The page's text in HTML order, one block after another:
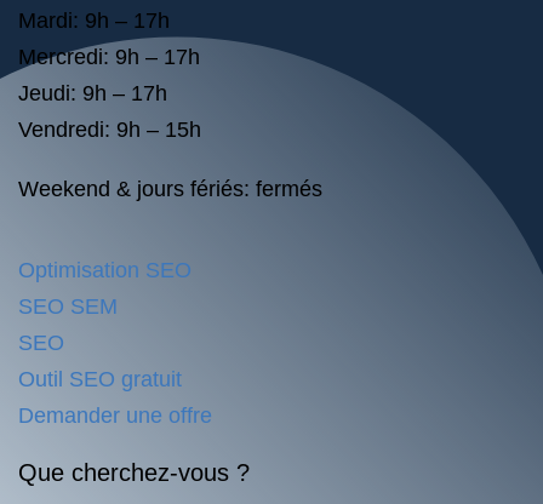
Mardi: 9h – 17h
Mercredi: 9h – 17h
Jeudi: 9h – 17h
Vendredi: 9h – 15h
Weekend & jours fériés: fermés
Optimisation SEO
SEO SEM
SEO
Outil SEO gratuit
Demander une offre
Que cherchez-vous ?